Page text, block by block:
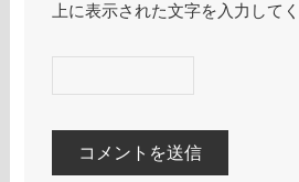
上に表示された文字を入力してく